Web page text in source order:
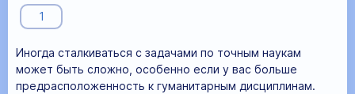
1
Иногда сталкиваться с задачами по точным наукам
может быть сложно, особенно если у вас больше
предрасположенность к гуманитарным дисциплинам.